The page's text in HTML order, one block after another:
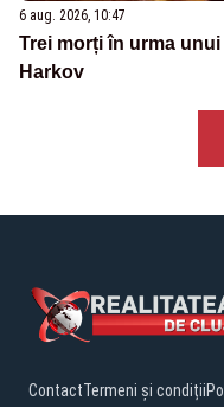
6 aug. 2026, 10:47
Trei morți în urma
Harkov
ContactTermeni și condiții